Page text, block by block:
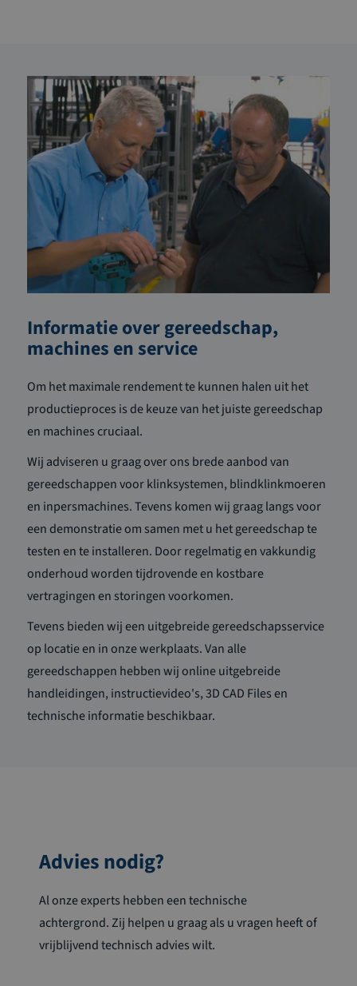
Informatie over gereedschap,
machines en service
Om het maximale rendement te kunnen halen uit het
productieproces is de keuze van het juiste gereedschap
en machines cruciaal.
Wij adviseren u graag over ons brede aanbod van
gereedschappen voor klinksystemen, blindklinkmoeren
en inpersmachines. Tevens komen wij graag langs voor
een demonstratie om samen met u het gereedschap te
testen en te installeren. Door regelmatig en vakkundig
onderhoud worden tijdrovende en kostbare
vertragingen en storingen voorkomen.
Tevens bieden wij een uitgebreide gereedschapsservice
op locatie en in onze werkplaats. Van alle
gereedschappen hebben wij online uitgebreide
handleidingen, instructievideo's, 3D CAD Files en
technische informatie beschikbaar.
Advies nodig?
Al onze experts hebben een technische
achtergrond. Zij helpen u graag als u vragen heeft of
vrijblijvend technisch advies wilt.